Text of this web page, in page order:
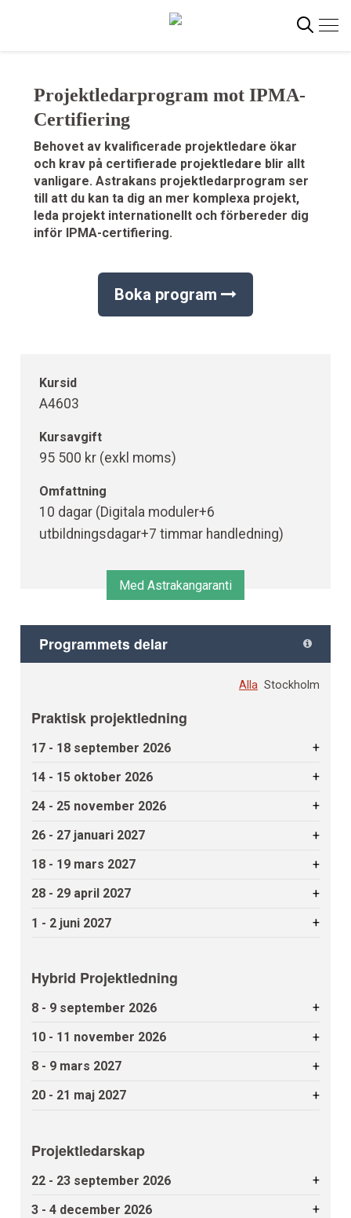
Sök
Projektledarprogram mot IPMA-
Certifiering
Behovet av kvalificerade projektledare ökar
och krav på certifierade projektledare blir allt
vanligare. Astrakans projektledarprogram ser
till att du kan ta dig an mer komplexa projekt,
leda projekt internationellt och förbereder dig
inför IPMA-certifiering.
Boka program
Kursid
A4603
Kursavgift
95 500 kr (exkl moms)
Omfattning
10 dagar (Digitala moduler+6
utbildningsdagar+7 timmar handledning)
Med Astrakangaranti
Programmets delar
Alla Stockholm
Praktisk projektledning
17 - 18 september 2026
Stockholm
+
14 - 15 oktober 2026
Stockholm
+
24 - 25 november 2026
Stockholm
+
26 - 27 januari 2027
Stockholm
+
18 - 19 mars 2027
Stockholm
+
28 - 29 april 2027
Stockholm
+
1 - 2 juni 2027
Stockholm
+
Hybrid Projektledning
8 - 9 september 2026
Stockholm
+
10 - 11 november 2026
Stockholm
+
8 - 9 mars 2027
Stockholm
+
20 - 21 maj 2027
Stockholm
+
Projektledarskap
22 - 23 september 2026
Stockholm
+
3 - 4 december 2026
Stockholm
+
Stockholm
Stockholm